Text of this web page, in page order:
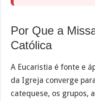
Por Que a
Católica
A Eucaristia é fonte e
da Igreja converge
catequese, os grupos,